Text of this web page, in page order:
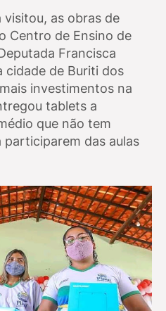
visitou, as obras de
Centro de Ensino de
Francisca
cidade de Buriti dos
investimentos na
tablets a
que não tem
das aulas